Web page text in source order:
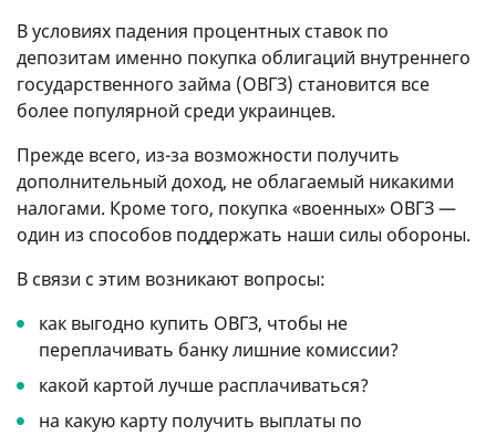
В условиях падения процентных ставок по
депозитам именно покупка облигаций внутреннего
государственного займа (ОВГЗ) становится все
более популярной среди украинцев.
Прежде всего, из-за возможности получить
дополнительный доход, не облагаемый никакими
налогами. Кроме того, покупка «военных» ОВГЗ —
один из способов поддержать наши силы обороны.
В связи с этим возникают вопросы:
как выгодно купить ОВГЗ, чтобы не
переплачивать банку лишние комиссии?
какой картой лучше расплачиваться?
на какую карту получить выплаты по